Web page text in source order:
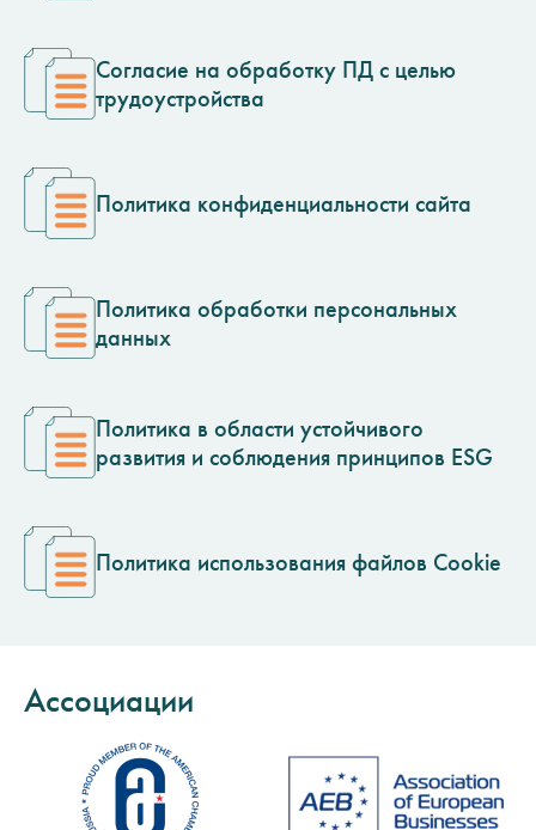
Согласие на обработку ПД с целью
трудоустройства
Политика конфиденциальности сайта
Политика обработки персональных
данных
Политика в области устойчивого
развития и соблюдения принципов ESG
Политика использования файлов Cookie
Ассоциации